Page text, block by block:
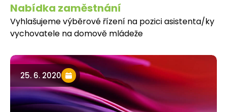
Nabídka zaměstnání
Vyhlašujeme výběrové řízení na pozici asistenta/ky
vychovatele na domově mládeže
25. 6. 2020